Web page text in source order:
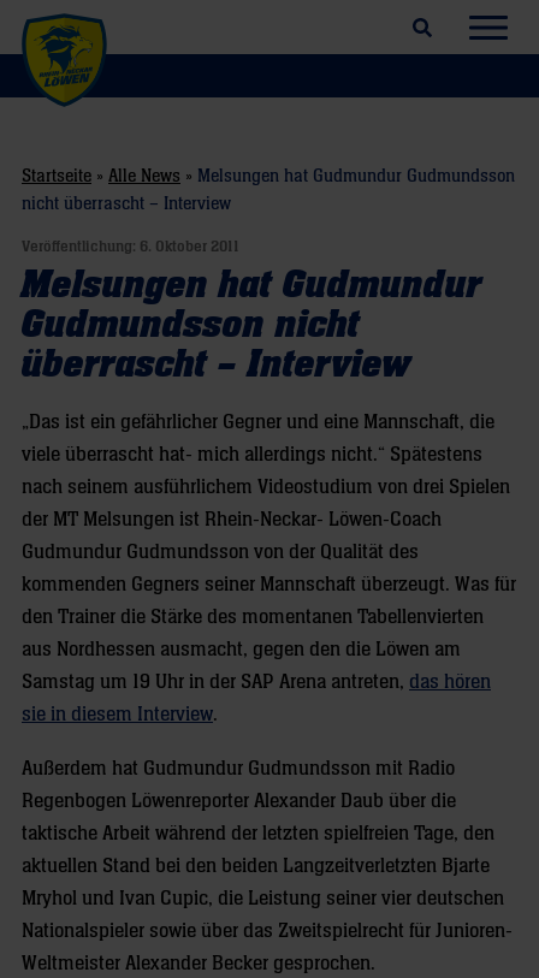
Suchfeld öffnen
Startseite » Alle News » Melsungen hat Gudmundur Gudmundsson
nicht überrascht – Interview
Veröffentlichung: 6. Oktober 2011
Melsungen hat Gudmundur
Gudmundsson nicht
überrascht – Interview
„Das ist ein gefährlicher Gegner und eine Mannschaft, die
viele überrascht hat- mich allerdings nicht.“ Spätestens
nach seinem ausführlichem Videostudium von drei Spielen
der MT Melsungen ist Rhein-Neckar- Löwen-Coach
Gudmundur Gudmundsson von der Qualität des
kommenden Gegners seiner Mannschaft überzeugt. Was für
den Trainer die Stärke des momentanen Tabellenvierten
aus Nordhessen ausmacht, gegen den die Löwen am
Samstag um 19 Uhr in der SAP Arena antreten, das hören
sie in diesem Interview.
Außerdem hat Gudmundur Gudmundsson mit Radio
Regenbogen Löwenreporter Alexander Daub über die
taktische Arbeit während der letzten spielfreien Tage, den
aktuellen Stand bei den beiden Langzeitverletzten Bjarte
Mryhol und Ivan Cupic, die Leistung seiner vier deutschen
Nationalspieler sowie über das Zweitspielrecht für Junioren-
Weltmeister Alexander Becker gesprochen.